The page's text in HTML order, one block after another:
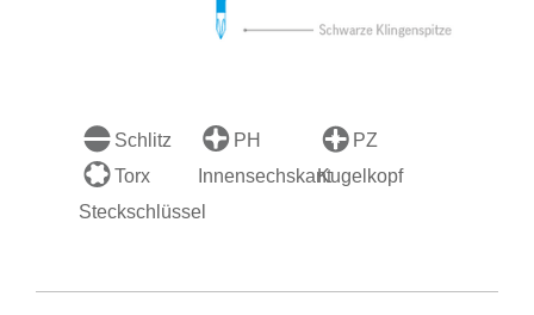
Schlitz PH
PZ
Torx
InnensechskantKugelkopf
Steckschlüssel